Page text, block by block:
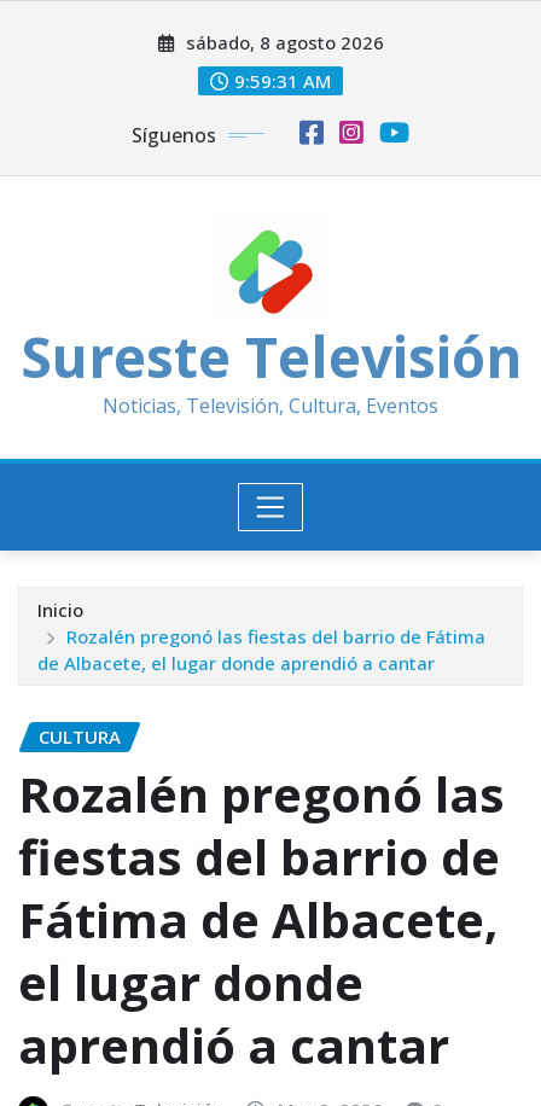
sábado, 8 agosto 2026
9:59:32 AM
Síguenos
Sureste Televisión
Noticias, Televisión, Cultura, Eventos
Inicio
Rozalén pregonó las fiestas del barrio de Fátima
de Albacete, el lugar donde aprendió a cantar
CULTURA
Rozalén pregonó las
fiestas del barrio de
Fátima de Albacete,
el lugar donde
aprendió a cantar